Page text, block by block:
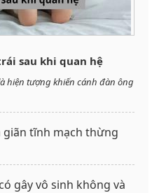
sau khi quan hệ
hiện tượng khiến cánh đàn ông
giãn tĩnh mạch thừng
gây vô sinh không và